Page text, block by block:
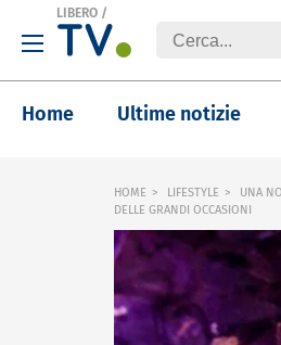
LIBERO /
Home Ultime notizie
HOME LIFESTYLE
UNA
DELLE GRANDI OCCASIONI